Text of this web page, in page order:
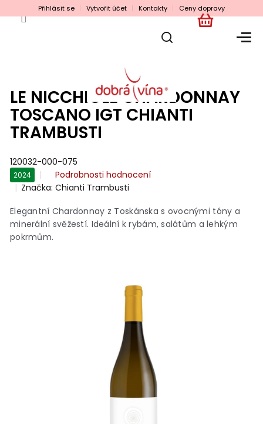
na
Přihlásit se Vytvořit účet Kontakty Ceny dopravy
NÁKUPNÍ
LE NICCHIOLE CHARDONNAY
TOSCANO IGT CHIANTI
TRAMBUSTI
120032-000-075
2024
Průměrné
hodnocení
je
0,0
z
Podrobnosti hodnocení
Značka:Chianti Trambusti
Elegantní Chardonnay z Toskánska s ovocnými tóny a
minerální svěžestí. Ideální k rybám, salátům a lehkým
pokrmům.